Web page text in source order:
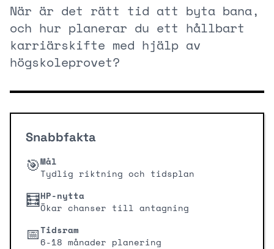
När är det rätt tid att byta bana,
och hur planerar du ett hållbart
karriärskifte med hjälp av
högskoleprovet?
Snabbfakta
🎯Mål
Tydlig riktning och tidsplan
🧮HP-nytta
Ökar chanser till antagning
📅Tidsram
6-18 månader planering